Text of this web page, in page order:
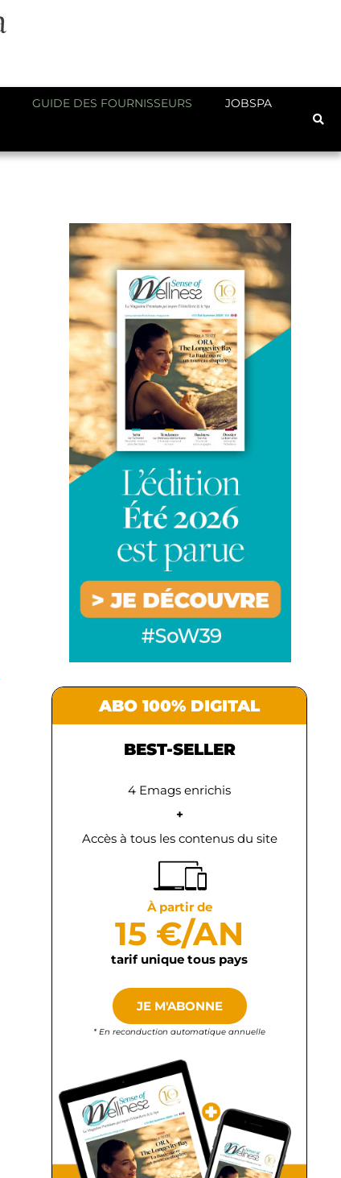
GUIDE DES FOURNISSEURS JOBSPA
ABO 100% DIGITAL
BEST-SELLER
4 Emags enrichis
+
Accès à tous les contenus du site
À partir de
15 €/AN
tarif unique tous pays
JE M'ABONNE
* En reconduction automatique annuelle